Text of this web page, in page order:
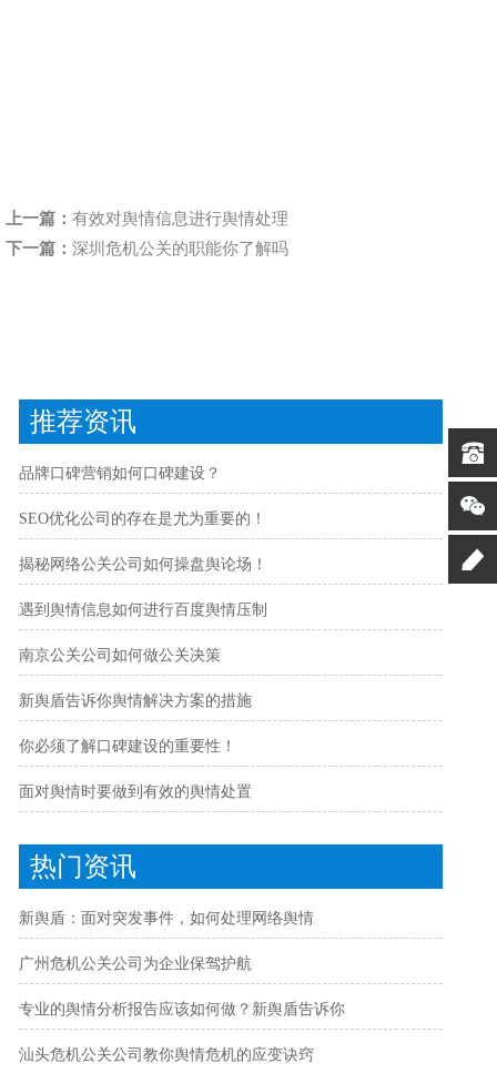
上一篇： 有效对舆情信息进行舆情处理
下一篇： 深圳危机公关的职能你了解吗
推荐资讯
品牌口碑营销如何口碑建设？
SEO优化公司的存在是尤为重要的！
揭秘网络公关公司如何操盘舆论场！
遇到舆情信息如何进行百度舆情压制
南京公关公司如何做公关决策
新舆盾告诉你舆情解决方案的措施
你必须了解口碑建设的重要性！
面对舆情时要做到有效的舆情处置
热门资讯
新舆盾：面对突发事件，如何处理网络舆情
广州危机公关公司为企业保驾护航
专业的舆情分析报告应该如何做？新舆盾告诉你
汕头危机公关公司教你舆情危机的应变诀窍